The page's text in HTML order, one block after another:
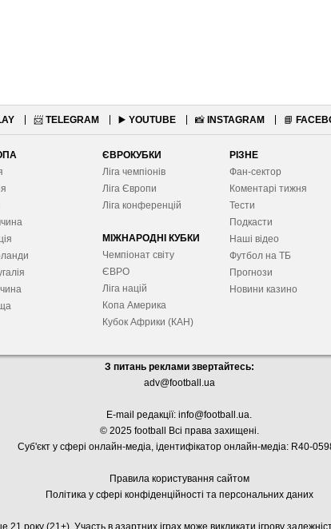
📨 TELEGRAM ▶️ YOUTUBE 📸 INSTAGRAM 📘
ЄВРОКУБКИ
Ліга чемпіонів
Ліга Європи
Ліга конференцій
МІЖНАРОДНІ КУБКИ
Чемпіонат світу
ЄВРО
Ліга націй
Копа Америка
Кубок Африки (КАН)
РІЗНЕ
Фан-сектор
Коментарі тижня
Тести
Подкасти
Наші відео
Футбол на ТБ
Прогнози
Новини казино
З питань реклами звертайтесь:
adv@football.ua
E-mail редакції: info@football.ua.
© 2025 football Всі права захищені.
Суб'єкт у сфері онлайн-медіа, ідентифікатор онлайн-медіа: R40-
Правила користування сайтом
Політика у сфері конфіденційності та персональних даних
року (21+). Участь в азартних іграх може викликати ігрову